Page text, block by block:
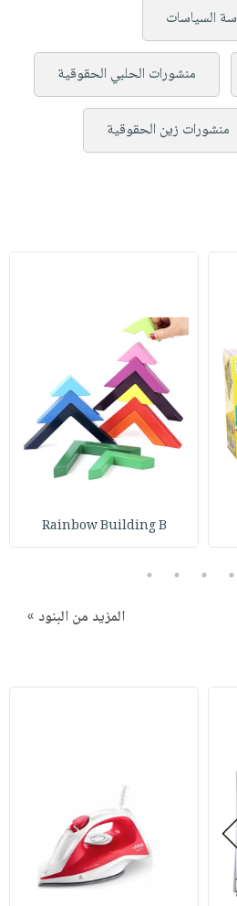
السياسات
منشورات الحلبي الحقوقية
منشورات زين الحقوقية
Rainbow Building B
2
3
4
5
المزيد من البنود »